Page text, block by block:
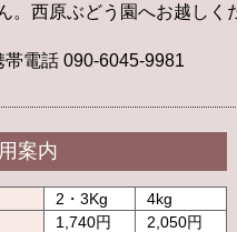
。西原ぶどう園へお越しく
電話 090-6045-9981
案内
2・3Kg
4kg
1,740円
2,050円